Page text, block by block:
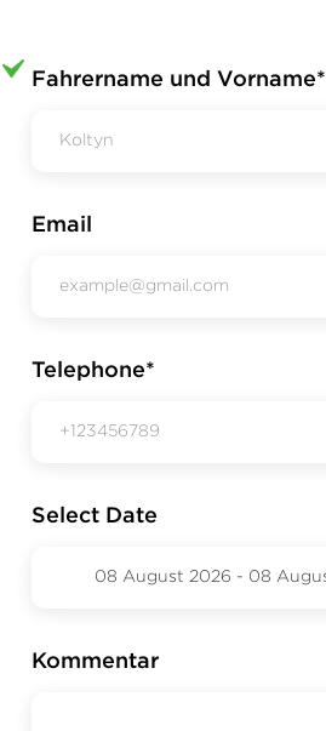
Fahrername und Vorname*
Email
Telephone*
Select Date
Kommentar